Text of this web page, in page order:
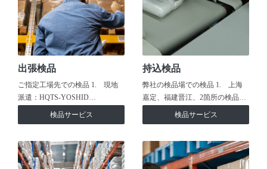
出張検品
ご指定工場先での検品 1. 現地
派遣：HQTS-YOSHID…
検品サービス
持込検品
弊社の検品場での検品 1. 上海
嘉定、福建晋江、2箇所の検品…
検品サービス